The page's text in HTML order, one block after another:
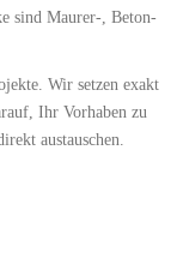
sind Maurer-, Beton-
Wir setzen exakt
Ihr Vorhaben zu
austauschen.